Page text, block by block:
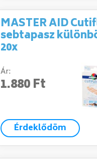
MASTER AID
sebtapasz
20x
Ár:
1.880 Ft
Érdeklődöm